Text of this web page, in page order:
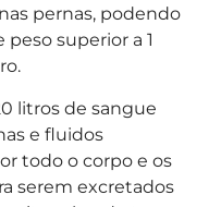
pernas, podendo
superior a 1
litros de sangue
e fluidos
todo o corpo e os
serem excretados